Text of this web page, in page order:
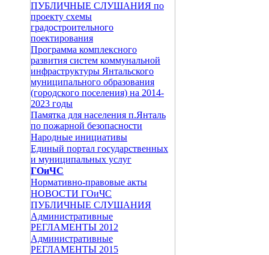
ПУБЛИЧНЫЕ СЛУШАНИЯ по
проекту схемы
градостроительного
поектирования
Программа комплексного
развития систем коммунальной
инфраструктуры Янтальского
муниципального образования
(городского поселения) на 2014-
2023 годы
Памятка для населения п.Янталь
по пожарной безопасности
Народные инициативы
Единый портал государственных
и муниципальных услуг
ГОиЧС
Нормативно-правовые акты
НОВОСТИ ГОиЧС
ПУБЛИЧНЫЕ СЛУШАНИЯ
Административные
РЕГЛАМЕНТЫ 2012
Административные
РЕГЛАМЕНТЫ 2015